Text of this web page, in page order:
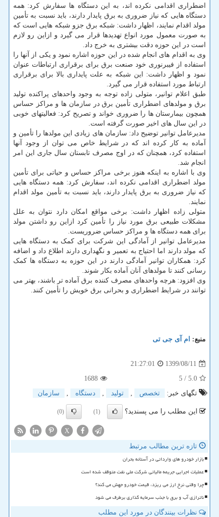
اضطراری اقدامی نکرده اند، به این دستگاه ها سفارش کرد: همه
دستگاه هایی که نیاز ضروری به برق پایدار دارند، باید نسبت به تأمین
مولد اقدام نمایند، اظهار داشت: شبکه برق جزو شبکه هایی است که
به صورت معمول مورد انواع تهدیدها قرار می گیرد و ازاین رو لازم
است در این حوزه دقت بیشتری به خرج داد.
وی به اقدام های انجام شده در این حوزه اشاره نمود و یکی از آنها را
استفاده از فیبرنوری خود صنعت برق برای برقراری ارتباطات عنوان
نمود و اظهار داشت: این شبکه به علت پایداری بالا برای برقراری
ارتباط مورد استفاده قرار می گیرد.
طبق اعلام توانیر، متولی زاده توجه به وجود واحدهای پراکنده تولید
برق و مولدهای اضطراری تأمین برق در سازمان ها و مراکز حساس
همچون بیمارستان ها را ضروری خواند و تصریح کرد: فعالیتهای خوبی
در این سال های اخیر صورت گرفته است.
مدیرعامل توانیر توضیح داد: سازمان های زیادی این مولدها را تأمین و
آماده به کار کرده اند که در شرایط خاص می توان از وجود آنها
استفاده کرد، همچنان که در اوج مصرف تابستان سال جاری این امر
انجام شد.
وی با اشاره به اینکه هنوز برخی مراکز حساس و حیاتی برای تأمین
مولد اضطراری اقدامی نکرده اند، سفارش کرد: همه دستگاه هایی
که نیاز ضروری به برق پایدار دارند، باید نسبت به تأمین مولد اقدام
نمایند.
متولی زاده اظهار داشت: برخی مواقع امکان دارد نتوان به علل
مشکلات طبیعی برق مورد نیاز را تأمین کرد ازاین رو داشتن مولد
برای همه دستگاه ها و مراکز حساس ضروریست.
مدیرعامل توانیر از آمادگی این شرکت برای کمک به دستگاه هایی
که مولد دارند اما احتیاج به تعمیر و نگهداری دارند اطلاع داد و اضافه
کرد: همکاران توانیر آمادگی دارند در این حوزه به دستگاه ها کمک
رسانی کنند تا مولدهای آنان آماده بکار شوند.
وی افزود: هرچه واحدهای مصرف کننده برق آماده تر باشند، بهتر می
توانند در شرایط اضطراری و بحرانی برق خویش را تأمین کنند.
منبع: ام آی جی تی
1399/08/11
21:27:01
5.0
/ 5
1688
تگهای خبر:
تخصص , تولید , دستگاه , سازمان
این مطلب را می پسندید؟ (1)
(0)
X
تازه ترین مطالب مرتبط
بازار خودرو های وارداتی در آستانه بحران
عملیات اجرایی جریمه مالیاتی شرکت ملی نفت متوقف شده است
چرا وقتی نرخ ارز می ریزد، قیمت خودرو جهش می کند؟
ناترازی آب و برق با جذب سرمایه گذاری برطرف می شود
نظرات بینندگان در مورد این مطلب